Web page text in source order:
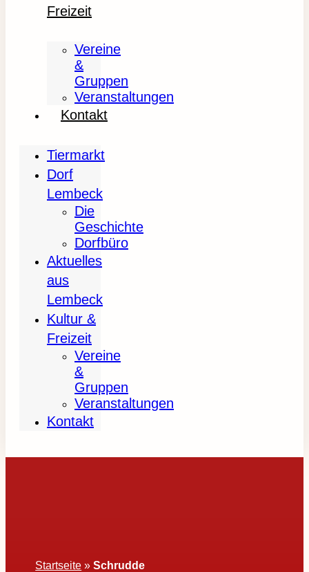
Freizeit
Vereine
&
Gruppen
Veranstaltungen
Kontakt
Tiermarkt
Dorf
Lembeck
Die
Geschichte
Dorfbüro
Aktuelles
aus
Lembeck
Kultur &
Freizeit
Vereine
&
Gruppen
Veranstaltungen
Kontakt
Startseite »Schrudde